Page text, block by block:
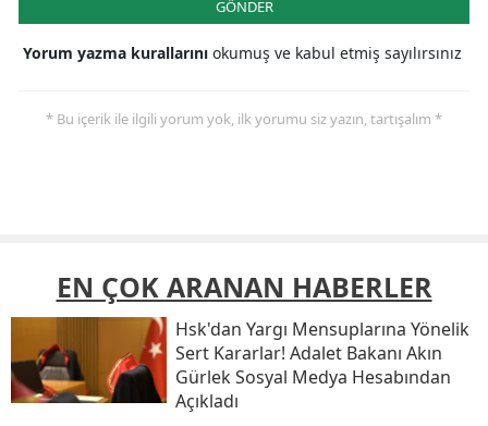
GÖNDER
Yorum yazma kurallarını okumuş ve kabul etmiş sayılırsınız
* Bu içerik ile ilgili yorum yok, ilk yorumu siz yazın, tartışalım *
EN ÇOK ARANAN HABERLER
Hsk'dan Yargı Mensuplarına Yönelik
Sert Kararlar! Adalet Bakanı Akın
Gürlek Sosyal Medya Hesabından
Açıkladı